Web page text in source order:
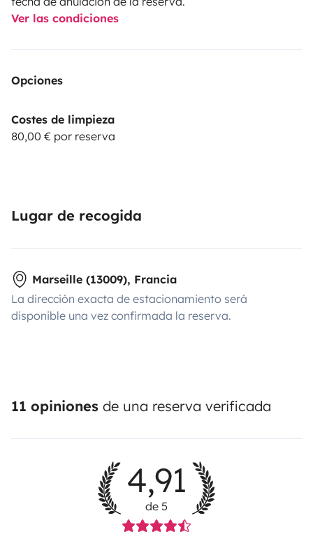
Ver las condiciones
Opciones
Costes de limpieza
80,00 € por reserva
Lugar de recogida
Marseille (13009), Francia
La dirección exacta de estacionamiento será
disponible una vez confirmada la reserva.
11 opiniones de una reserva verificada
4,91
de 5